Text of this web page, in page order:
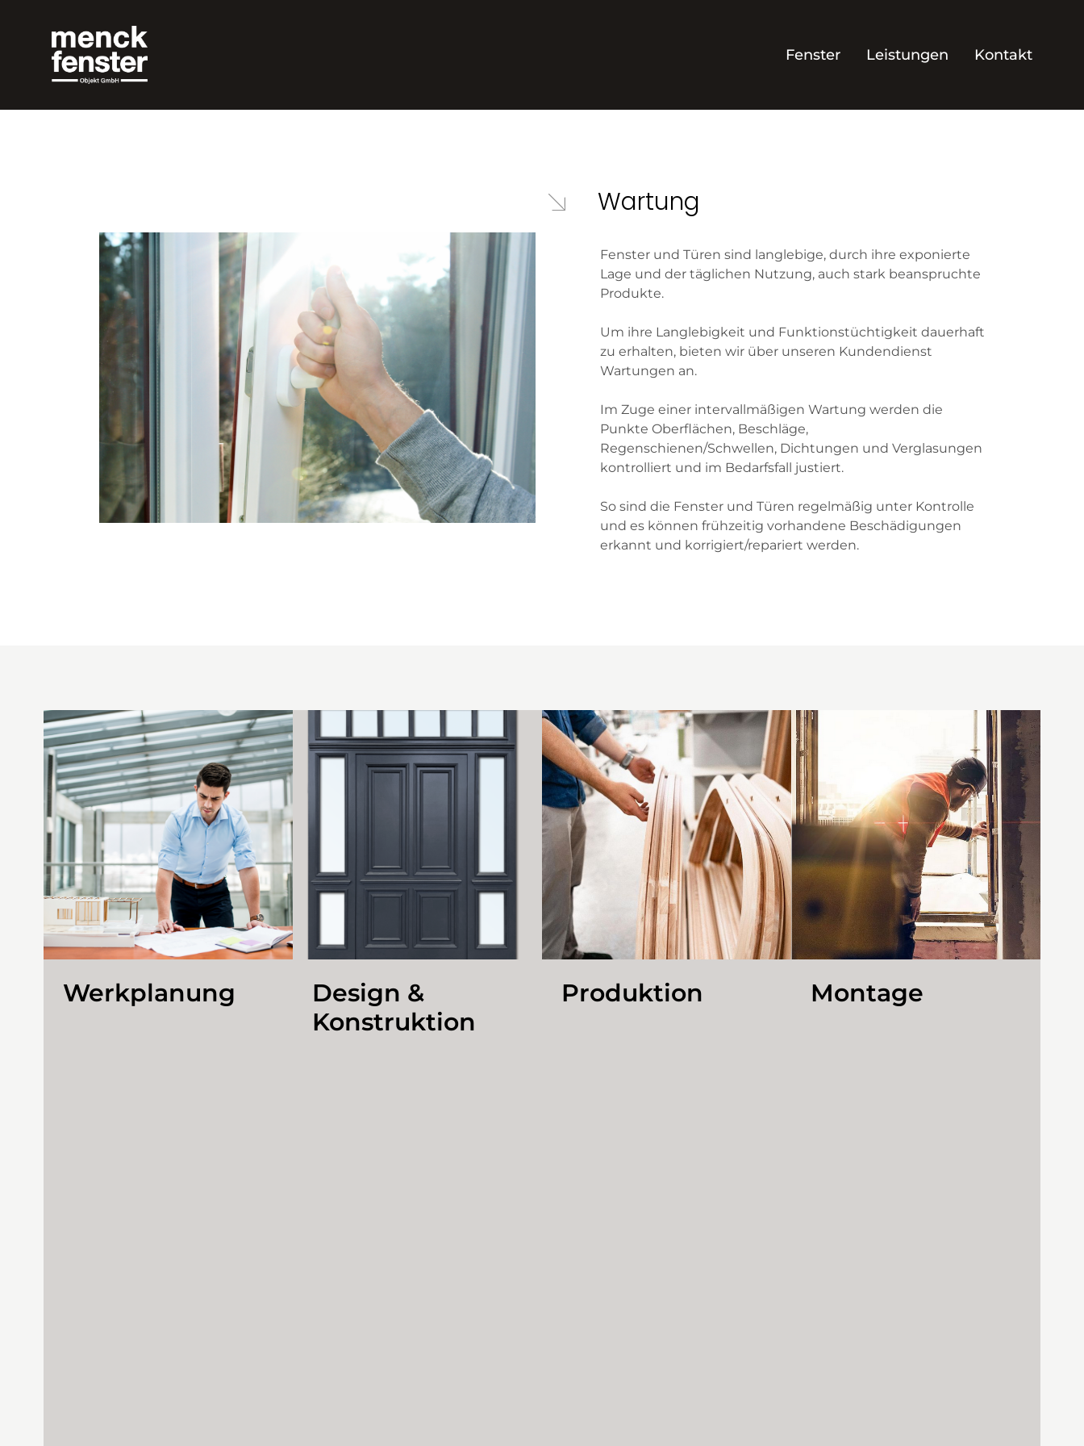
Menck Fenster Objekt Logo
Fenster Leistungen Kontakt
Wartung
Fenster und Türen sind langlebige, durch ihre exponierte
Lage und der täglichen Nutzung, auch stark beanspruchte
Produkte.
Um ihre Langlebigkeit und Funktionstüchtigkeit dauerhaft
zu erhalten, bieten wir über unseren Kundendienst
Wartungen an.
Im Zuge einer intervallmäßigen Wartung werden die
Punkte Oberflächen, Beschläge,
Regenschienen/Schwellen, Dichtungen und Verglasungen
kontrolliert und im Bedarfsfall justiert.
So sind die Fenster und Türen regelmäßig unter Kontrolle
und es können frühzeitig vorhandene Beschädigungen
erkannt und korrigiert/repariert werden.
Werkplanung
Design &
Konstruktion
Produktion Montage